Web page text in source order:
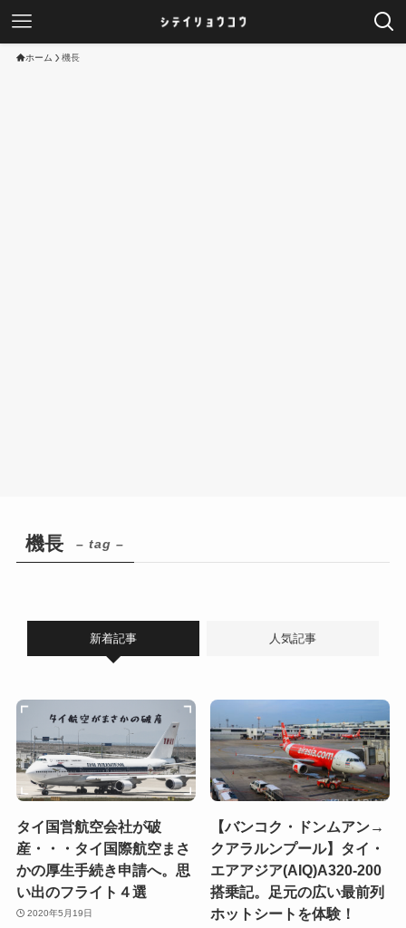
ホーム 機長
機長 – tag –
新着記事 人気記事
タイ国営航空会社が破
産・・・タイ国際航空まさ
かの厚生手続き申請へ。思
い出のフライト４選
2020年5月19日
【バンコク・ドンムアン→
クアラルンプール】タイ・
エアアジア(AIQ)A320-200
搭乗記。足元の広い最前列
ホットシートを体験！